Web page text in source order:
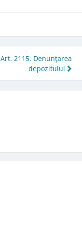
Art. 2115. Denunţarea
depozitului